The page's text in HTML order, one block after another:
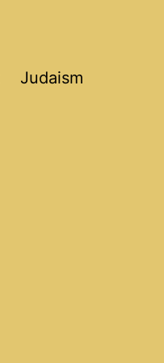
Judaism